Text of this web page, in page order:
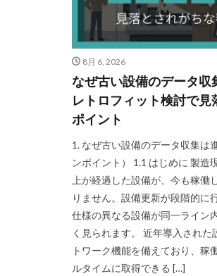
8月 6, 2026
なぜ古い設備のデータ
レトロフィット検討で
ポイント
1. なぜ古い設備のデータ収集は
ンポイント） 1.1 はじめに 製造
上が経過した設備が、今も稼働
りません。設備更新が段階的に
仕様の異なる設備が同一ライン
く見られます。 近年導入され
トワーク機能を備えており、稼
ルタイムに取得できる […]